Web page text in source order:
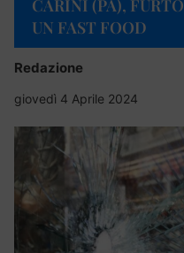
CARINI (PA),
UN FAST FOOD
Redazione
giovedì 4 Aprile 2024